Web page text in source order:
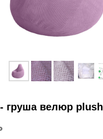
груша велюр plush